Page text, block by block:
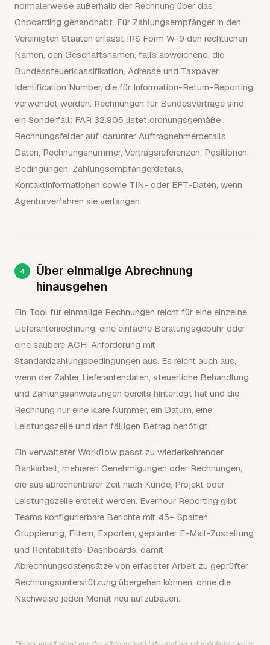
normalerweise außerhalb der Rechnung über das
Onboarding gehandhabt. Für Zahlungsempfänger in den
Vereinigten Staaten erfasst IRS Form W-9 den rechtlichen
Namen, den Geschäftsnamen, falls abweichend, die
Bundessteuerklassifikation, Adresse und Taxpayer
Identification Number, die für Information-Return-Reporting
verwendet werden. Rechnungen für Bundesverträge sind
ein Sonderfall: FAR 32.905 listet ordnungsgemäße
Rechnungsfelder auf, darunter Auftragnehmerdetails,
Daten, Rechnungsnummer, Vertragsreferenzen, Positionen,
Bedingungen, Zahlungsempfängerdetails,
Kontaktinformationen sowie TIN- oder EFT-Daten, wenn
Agenturverfahren sie verlangen.
Über einmalige Abrechnung
hinausgehen
Ein Tool für einmalige Rechnungen reicht für eine einzelne
Lieferantenrechnung, eine einfache Beratungsgebühr oder
eine saubere ACH-Anforderung mit
Standardzahlungsbedingungen aus. Es reicht auch aus,
wenn der Zahler Lieferantendaten, steuerliche Behandlung
und Zahlungsanweisungen bereits hinterlegt hat und die
Rechnung nur eine klare Nummer, ein Datum, eine
Leistungszeile und den fälligen Betrag benötigt.
Ein verwalteter Workflow passt zu wiederkehrender
Bankarbeit, mehreren Genehmigungen oder Rechnungen,
die aus abrechenbarer Zeit nach Kunde, Projekt oder
Leistungszeile erstellt werden. Everhour Reporting gibt
Teams konfigurierbare Berichte mit 45+ Spalten,
Gruppierung, Filtern, Exporten, geplanter E-Mail-Zustellung
und Rentabilitäts-Dashboards, damit
Abrechnungsdatensätze von erfasster Arbeit zu geprüfter
Rechnungsunterstützung übergehen können, ohne die
Nachweise jeden Monat neu aufzubauen.